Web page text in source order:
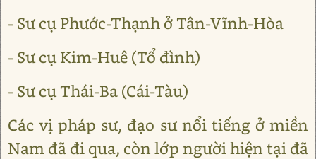
- Sư cụ Phước-Thạnh ở Tân-Vĩnh-Hòa
- Sư cụ Kim-Huê (Tổ đình)
- Sư cụ Thái-Ba (Cái-Tàu)
Các vị pháp sư, đạo sư nổi tiếng ở miền
Nam đã đi qua, còn lớp người hiện tại đã